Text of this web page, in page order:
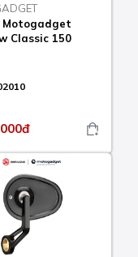
Motogadget
Classic 150